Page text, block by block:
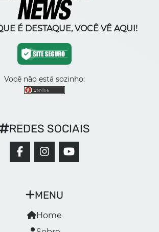
É DESTAQUE, VOCÊ VÊ AQUI!
Você não está sozinho:
MENU
Home
REDES SOCIAIS